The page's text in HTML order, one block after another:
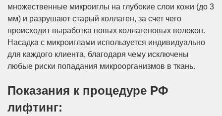
множественные микроиглы на глубокие слои кожи (до 3
мм) и разрушают старый коллаген, за счет чего
происходит выработка новых коллагеновых волокон.
Насадка с микроиглами используется индивидуально
для каждого клиента, благодаря чему исключены
любые риски попадания микроорганизмов в ткань.
Показания к процедуре РФ
лифтинг: